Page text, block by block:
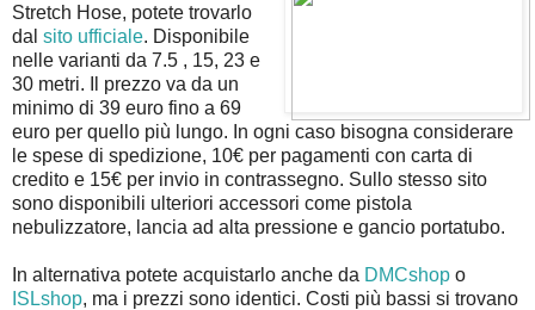
Stretch Hose, potete trovarlo
dal sito ufficiale. Disponibile
nelle varianti da 7.5 , 15, 23 e
30 metri. Il prezzo va da un
minimo di 39 euro fino a 69
euro per quello più lungo. In ogni caso bisogna considerare
le spese di spedizione, 10€ per pagamenti con carta di
credito e 15€ per invio in contrassegno. Sullo stesso sito
sono disponibili ulteriori accessori come pistola
nebulizzatore, lancia ad alta pressione e gancio portatubo.
In alternativa potete acquistarlo anche da DMCshop o
ISLshop, ma i prezzi sono identici. Costi più bassi si trovano